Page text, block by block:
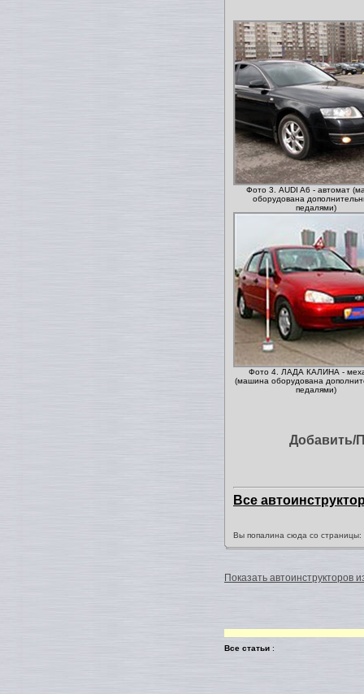
Фото 3. AUDI A6 - автомат
оборудована
педалями)
Фото 4. ЛАДА КАЛИНА -
(машина оборудована
педалями)
Добавить/
Все
Вы попалина сюда со
Показать автоинструкторов
Все статьи :